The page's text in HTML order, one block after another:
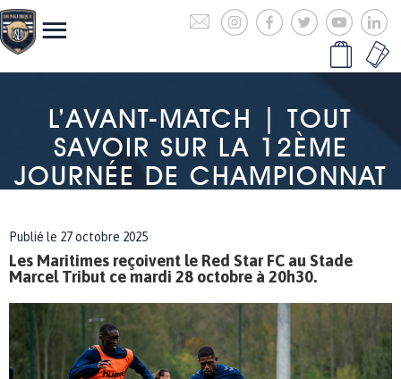
L’AVANT-MATCH | TOUT
SAVOIR SUR LA 12ÈME
JOURNÉE DE CHAMPIONNAT
Publié le 27 octobre 2025
Les Maritimes reçoivent le Red Star FC au Stade
Marcel Tribut ce mardi 28 octobre à 20h30.